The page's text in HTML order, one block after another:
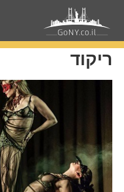
עמוד הבית ריקוד
ריקוד